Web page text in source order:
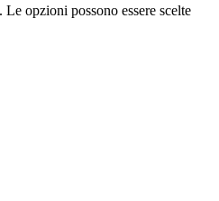
opzioni possono essere scelte